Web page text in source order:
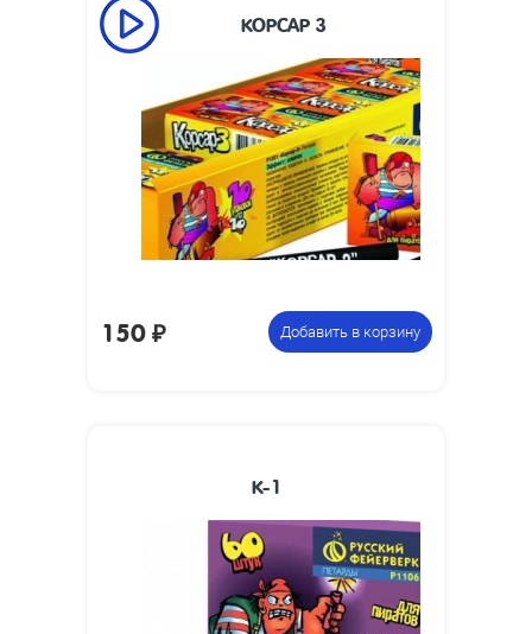
КОРСАР 3
Размеры
изделия, мм:
70 х 7
Размеры
упаковки, мм:
225 х 80 х 35
Вес упаковки,
0.2
Цена указана
10 коробочек по 10 петард,
150₽ Добавить в корзину
К-1
Размеры
изделия, мм:
38 x 6
упаковки, мм:
88 х 200 х 80